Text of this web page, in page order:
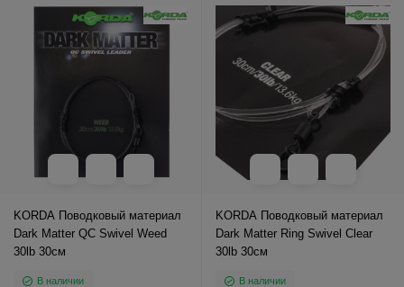
KORDA Поводковый материал
Dark Matter QC Swivel Weed
30lb 30см
В наличии
KORDA Поводковый материал
Dark Matter Ring Swivel Clear
30lb 30см
В наличии